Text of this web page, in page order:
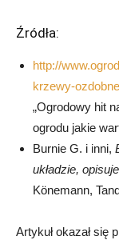
Źródła:
http://
krzewy-
„Ogrodowy hit
ogrodu jakie
Burnie G. i inni,
układzie,
Könemann,
Artykuł okazał się